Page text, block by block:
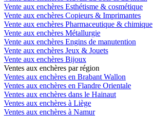
Vente aux enchères Esthétisme & cosmétique
Vente aux enchères Copieurs & Imprimantes
Vente aux enchères Pharmaceutique & chimique
Vente aux enchères Métallurgie
Vente aux enchères Engins de manutention
Vente aux enchères Jeux & Jouets
Vente aux enchères Bijoux
Ventes aux enchères par région
Ventes aux enchères en Brabant Wallon
Ventes aux enchères en Flandre Orientale
Ventes aux enchères dans le Hainaut
Ventes aux enchères à Liège
Ventes aux enchères à Namur